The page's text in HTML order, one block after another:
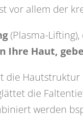
vor allem der
(Plasma-
Ihre Haut,
die Hautstruktur
die
werden